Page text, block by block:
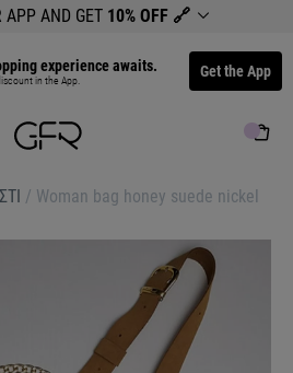
APP AND GET 10% OFF 🔗
experience awaits.
in the App. Get the App
/ Woman bag honey suede nickel